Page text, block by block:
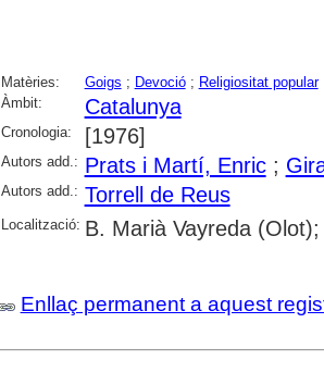
Matèries: Goigs ; Devoció; Religiositat popular
Àmbit:
Catalunya
Cronologia: [1976]
Autors add.: Prats i Martí, Enric;
Autors add.: Torrell de Reus
Localització: B. Marià Vayreda
Enllaç permanent a aquest